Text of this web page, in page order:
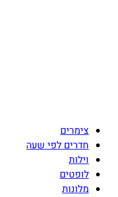
צימרים
חדרים לפי שעה
וילות
לופטים
מלונות